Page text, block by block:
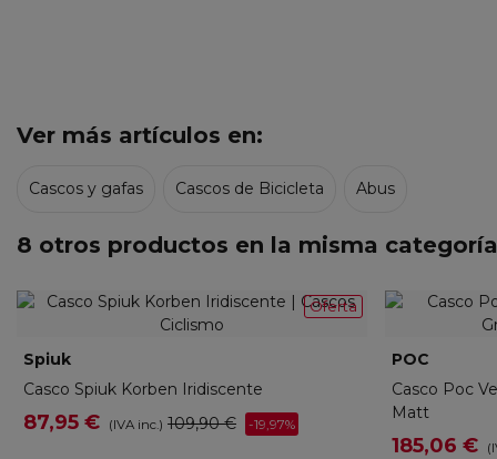
Ver más artículos en:
Cascos y gafas Cascos de Bicicleta Abus
8 otros productos en la misma
Oferta
Spiuk
Casco Spiuk Korben Iridiscente
87,95 € (IVA inc.) 109,90 € -19,97%
POC
Casco Poc
Matt
185,06 €